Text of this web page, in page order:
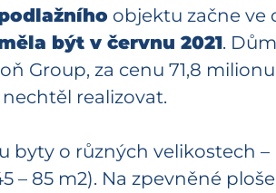
objektu začne ve
být v červnu 2021.
Group, za cenu 71,8
realizovat.
byty o různých velikostech –
– 85 m2). Na zpevněné